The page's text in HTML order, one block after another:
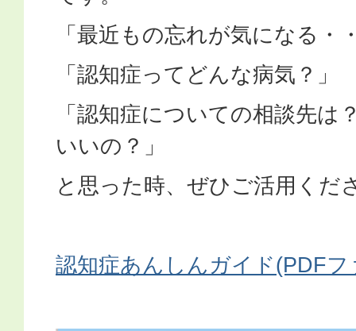
「最近もの忘れが気になる・
「認知症ってどんな病気？」
「認知症についての相談先は
いいの？」
と思った時、ぜひご活用くだ
認知症あんしんガイド(PDF